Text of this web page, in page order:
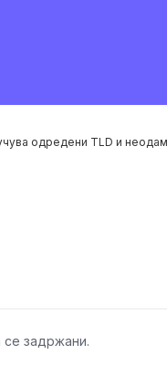
одредени TLD и
се задржани.